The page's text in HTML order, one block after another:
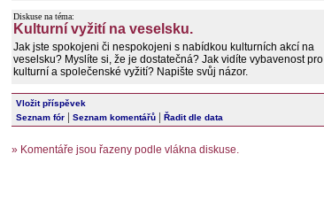
Diskuse na téma:
Kulturní vyžití na veselsku.
Jak jste spokojeni či nespokojeni s nabídkou kulturních akcí na
veselsku? Myslíte si, že je dostatečná? Jak vidíte vybavenost pro
kulturní a společenské vyžití? Napište svůj názor.
Vložit příspěvek
Seznam fór | Seznam komentářů | Řadit dle data
» Komentáře jsou řazeny podle vlákna diskuse.